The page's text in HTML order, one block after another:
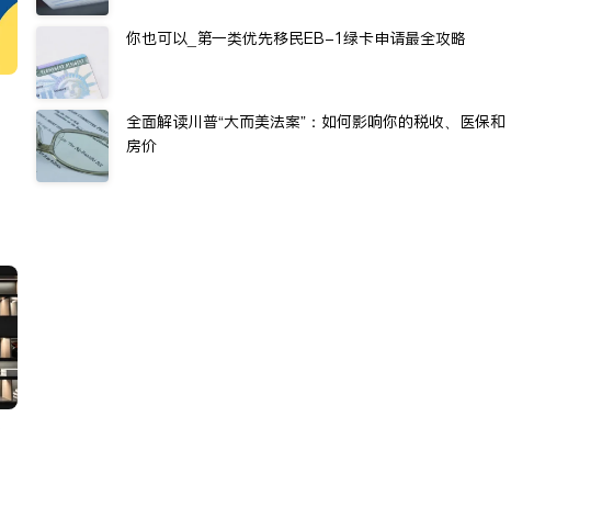
你也可以_第一类优先移民EB-1绿卡申请最全攻略
全面解读川普“大而美法案”：如何影响你的税收、医保和
房价